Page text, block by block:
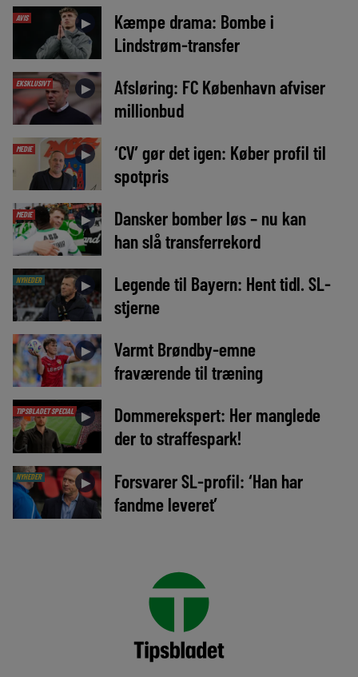
AVIS ►
Kæmpe drama: Bombe i
Lindstrøm-transfer
EKSKLUSIVT ►
Afsløring: FC København afviser
millionbud
MEDIE ►
‘CV’ gør det igen: Køber profil til
spotpris
MEDIE ►
Dansker bomber løs – nu kan
han slå transferrekord
NYHEDER ►
Legende til Bayern: Hent tidl. SL-
stjerne
►
Varmt Brøndby-emne
fraværende til træning
TIPSBLADET SPECIAL ►
Dommerekspert: Her manglede
der to straffespark!
NYHEDER ►
Forsvarer SL-profil: ‘Han har
fandme leveret’